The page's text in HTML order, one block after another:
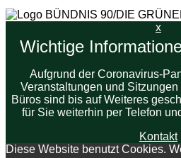
x
Wichtige
Aufgrund der Coronavirus-
Veranstaltungen und
Büros sind bis auf Weiteres
für Sie weiterhin per Telefon
Kontakt
Diese Website benutzt Cookies.